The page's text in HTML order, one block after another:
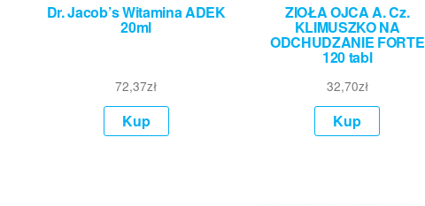
Dr. Jacob’s Witamina ADEK
20ml
72,37zł
Kup
ZIOŁA OJCA A. Cz.
KLIMUSZKO NA
ODCHUDZANIE FORTE
120 tabl
32,70zł
Kup